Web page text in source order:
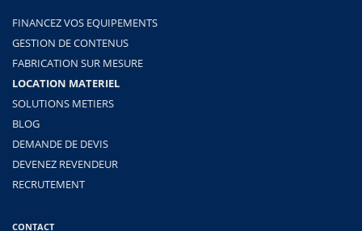
FINANCEZ VOS EQUIPEMENTS
GESTION DE CONTENUS
FABRICATION SUR MESURE
LOCATION MATERIEL
SOLUTIONS METIERS
BLOG
DEMANDE DE DEVIS
DEVENEZ REVENDEUR
RECRUTEMENT
CONTACT